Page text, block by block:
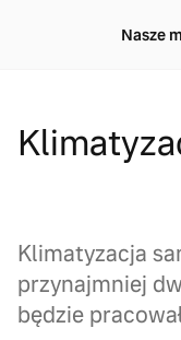
Nasze
Klimatyzacja
przynajmniej
będzie